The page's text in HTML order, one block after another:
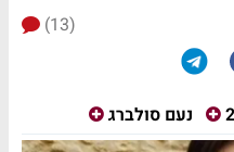
(13)
נעם סולברג